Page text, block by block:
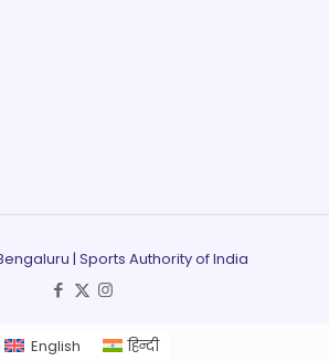
| Sports Authority of India
English हिन्दी